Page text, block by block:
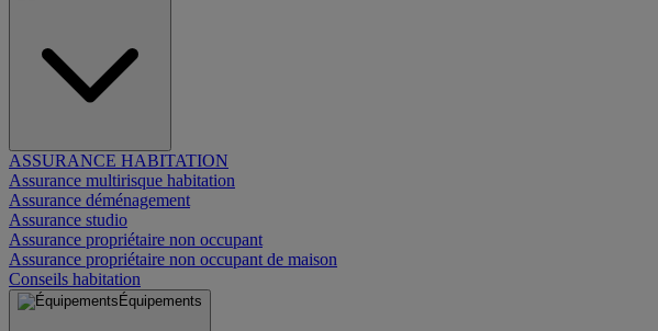
ASSURANCE HABITATION
Assurance multirisque habitation
Assurance déménagement
Assurance studio
Assurance propriétaire non occupant
Assurance propriétaire non occupant de maison
Conseils habitation
Équipements